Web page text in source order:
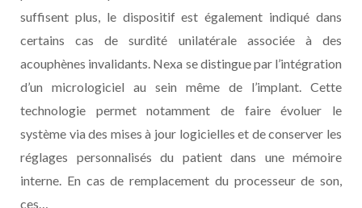
suffisent plus, le dispositif est également indiqué dans
certains cas de surdité unilatérale associée à des
acouphènes invalidants. Nexa se distingue par l’intégration
d’un micrologiciel au sein même de l’implant. Cette
technologie permet notamment de faire évoluer le
système via des mises à jour logicielles et de conserver les
réglages personnalisés du patient dans une mémoire
interne. En cas de remplacement du processeur de son,
ces…